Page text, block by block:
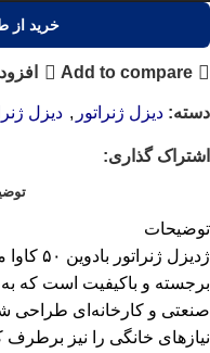
خرید از
Add to compare
دسته: دیزل ژنراتور , دیزل
اشتراک گذاری:
توضیحات
برجسته و باکیفیت است که
صنعتی و کارخانه‌ای طراحی